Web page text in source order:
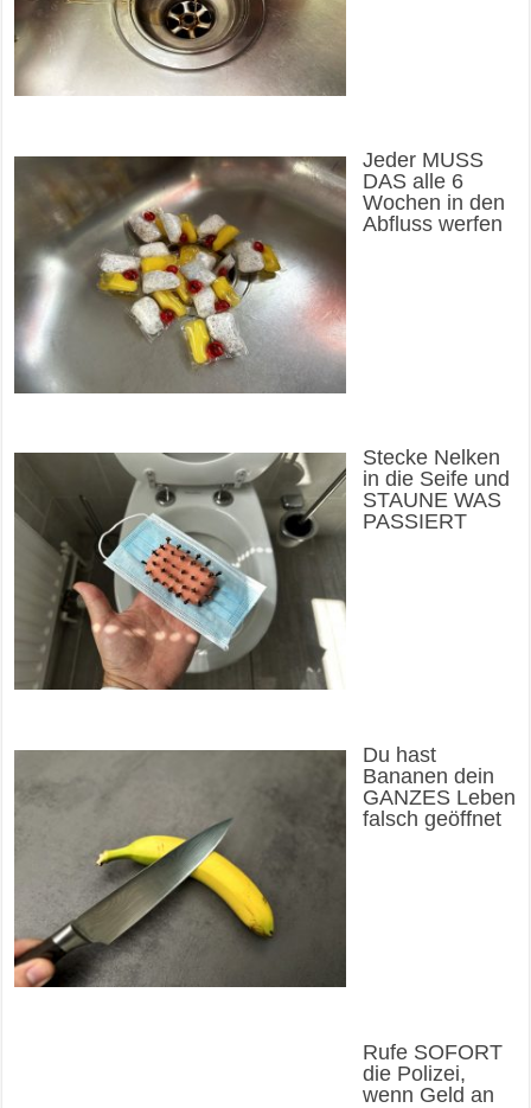
Jeder MUSS
DAS alle 6
Wochen in den
Abfluss werfen
Stecke Nelken
in die Seife und
STAUNE WAS
PASSIERT
Du hast
Bananen dein
GANZES Leben
falsch geöffnet
Rufe SOFORT
die Polizei,
wenn Geld an